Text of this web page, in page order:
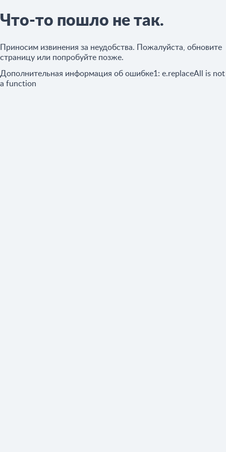
Что-то пошло не так.
Приносим извинения за неудобства. Пожалуйста, обновите
страницу или попробуйте позже.
Дополнительная информация об ошибке1: e.replaceAll is not
a function